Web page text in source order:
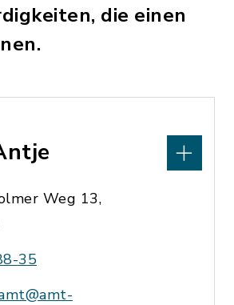
die einen
Weg 13,
35